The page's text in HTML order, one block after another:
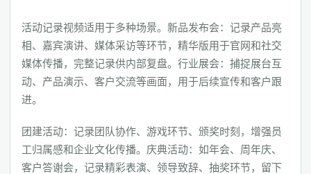
活动记录视频适用于多种场景。新品发布会：记录产品亮
相、嘉宾演讲、媒体采访等环节，精华版用于官网和社交
媒体传播，完整记录供内部复盘。行业展会：捕捉展台互
动、产品演示、客户交流等画面，用于后续宣传和客户跟
进。
团建活动：记录团队协作、游戏环节、颁奖时刻，增强员
工归属感和企业文化传播。庆典活动：如年会、周年庆、
客户答谢会，记录精彩表演、领导致辞、抽奖环节，留下